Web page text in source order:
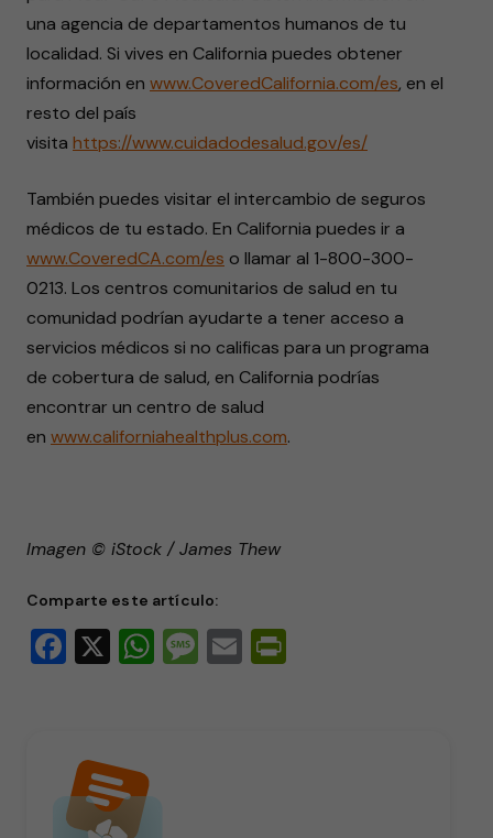
una agencia de departamentos humanos de tu
localidad. Si vives en California puedes obtener
información en www.CoveredCalifornia.com/es, en el
resto del país
visita https://www.cuidadodesalud.gov/es/
También puedes visitar el intercambio de seguros
médicos de tu estado. En California puedes ir a
www.CoveredCA.com/es o llamar al 1-800-300-
0213. Los centros comunitarios de salud en tu
comunidad podrían ayudarte a tener acceso a
servicios médicos si no calificas para un programa
de cobertura de salud, en California podrías
encontrar un centro de salud
en www.californiahealthplus.com.
Imagen © iStock / James Thew
Comparte este artículo:
Facebook
X WhatsApp
Message
Email